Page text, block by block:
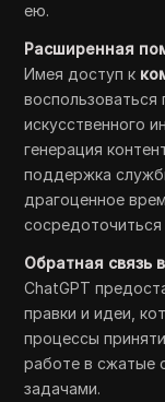
ею.
Расширенная
Имея доступ к
искусственного
генерация
поддержка
драгоценное
Обратная связь
ChatGPT
правки и идеи,
процессы
работе в сжатые
задачами.